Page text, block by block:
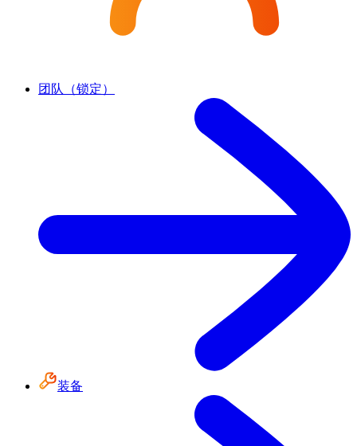
团队（锁定）
装备